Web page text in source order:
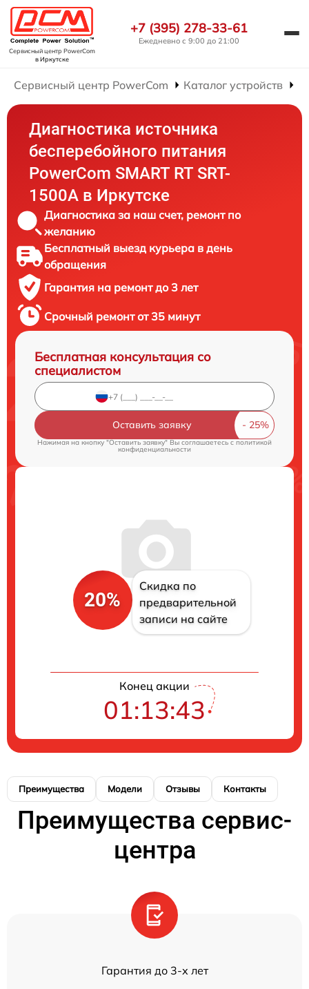
Сервисный центр PowerCom
в Иркутске
+7 (395) 278-33-61
Ежедневно с 9:00 до 21:00
Сервисный центр PowerCom Каталог устройств
Диагностика источника
бесперебойного питания
PowerCom SMART RT SRT-
1500A в Иркутске
Диагностика за наш счет, ремонт по
желанию
Бесплатный выезд курьера в день
обращения
Гарантия на ремонт до 3 лет
Срочный ремонт от 35 минут
Бесплатная консультация со
специалистом
Оставить заявку
Нажимая на кнопку "Оставить заявку" Вы соглашаетесь cполитикой
конфиденциальности
20%
Скидка по
предварительной
записи на сайте
Конец акции
01:13:43
Преимущества Модели Отзывы Контакты
Преимущества сервис-
центра
Гарантия до 3-х лет